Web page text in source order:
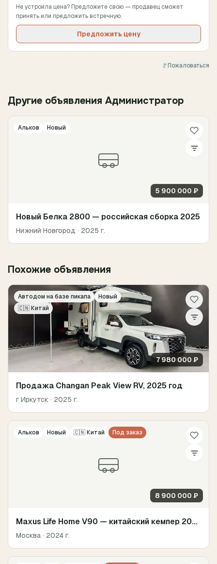
Не устроила цена? Предложите свою — продавец сможет
принять или предложить встречную.
Предложить цену
🚩Пожаловаться
Другие объявления Администратор
Альков Новый
5 900 000 ₽
Новый Белка 2800 — российская сборка 2025
Нижний Новгород · 2025 г.
Похожие объявления
Автодом на базе пикапа
Новый
🇨🇳Китай
7 980 000 ₽
Продажа Changan Peak View RV, 2025 год
г Иркутск · 2025 г.
Альков Новый 🇨🇳Китай Под заказ
8 900 000 ₽
Maxus Life Home V90 — китайский кемпер 2024
Москва · 2024 г.